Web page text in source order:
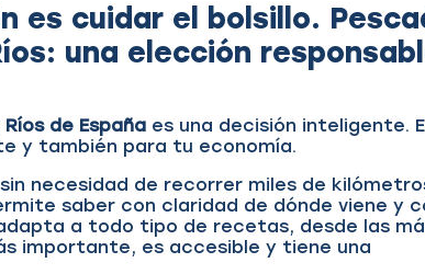
es cuidar el bolsillo.
una elección
de España es una decisión inteligente.
y también para tu economía.
necesidad de recorrer miles de
saber con claridad de dónde viene y
a todo tipo de recetas, desde las
importante, es accesible y tiene una